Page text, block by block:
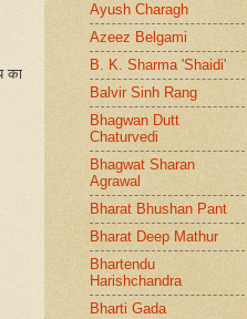
का
Ayush Charagh
Azeez Belgami
B. K. Sharma 'Shaidi'
Balvir Sinh Rang
Bhagwan Dutt
Chaturvedi
Bhagwat Sharan
Agrawal
Bharat Bhushan Pant
Bharat Deep Mathur
Bhartendu
Harishchandra
Bharti Gada